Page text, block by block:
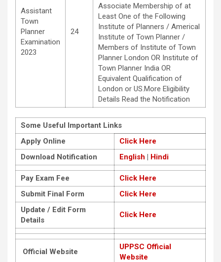
Assistant
Town
Planner
Examination
2023
24
Associate Membership of at
Least One of the Following
Institute of Planners / Americal
Institute of Town Planner /
Members of Institute of Town
Planner London OR Institute of
Town Planner India OR
Equivalent Qualification of
London or US.More Eligibility
Details Read the Notification
Some Useful Important Links
Apply Online
Click Here
Download Notification
English | Hindi
Pay Exam Fee
Click Here
Submit Final Form
Click Here
Update / Edit Form
Details
Click Here
Official Website
UPPSC Official
Website